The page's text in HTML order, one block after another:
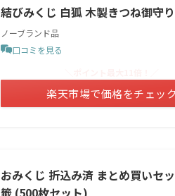
結びみくじ 白狐 木製きつね御守
ノーブランド品
口コミを見る
楽天市場で価格をチェック
おみくじ 折込み済 まとめ買いセ
籤 (500枚セット)